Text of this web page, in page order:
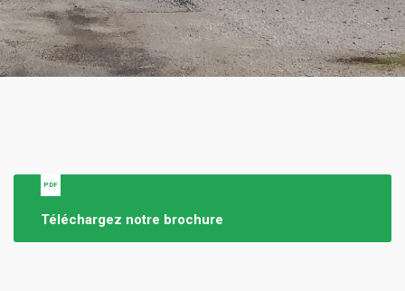
Téléchargez notre brochure
PDF